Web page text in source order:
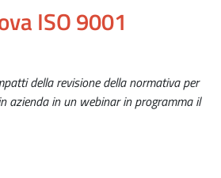
ISO 9001
della revisione della normativa per
azienda in un webinar in programma il